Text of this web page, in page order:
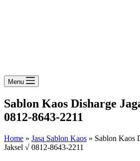
Menu
Sablon Kaos Disharge
0812-8643-2211
Home » Jasa Sablon Kaos » Sablon Kaos
Jaksel √ 0812-8643-2211